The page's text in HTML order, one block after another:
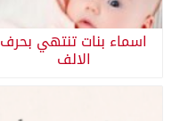
اسماء بنات تنتهي بحرف
الالف